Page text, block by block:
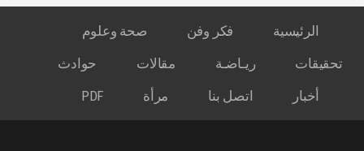
الرئيسية فكر وفن
صحة وعلوم
تحقيقات
ريـاضـة مقالات
حوادث
أخبار
اتصل بنا مرأة PDF